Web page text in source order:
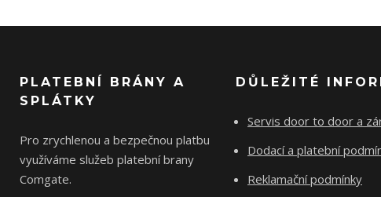
PLATEBNÍ BRÁNY A
SPLÁTKY
Pro zrychlenou a bezpečnou platbu
využíváme služeb platební brany
Comgate.
DŮLEŽITÉ
Servis door to door a
Dodací a platební
Reklamační podmínky